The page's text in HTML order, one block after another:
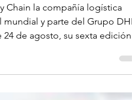
de
Chain la compañía logística
mundial y parte del Grupo DHL,